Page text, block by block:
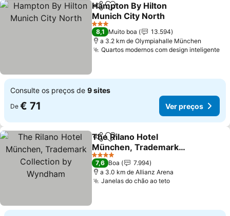
PartilharAdicionar aos favoritos
Hampton By Hilton
Munich City North
Ver preços
3 Estrelas
8,1 Muito boa
13.594
a 3.2 km de Olympiahalle München
Quartos modernos com design inteligente
Consulte os preços de 9 sites
De € 71 Ver preços
PartilharAdicionar aos favoritos
The Rilano Hotel
München, Trademark
Collection by Wyndham
Ver preços
4 Estrelas
7,6 Boa
7.994
a 3.0 km de Allianz Arena
Janelas do chão ao tetoVer preços